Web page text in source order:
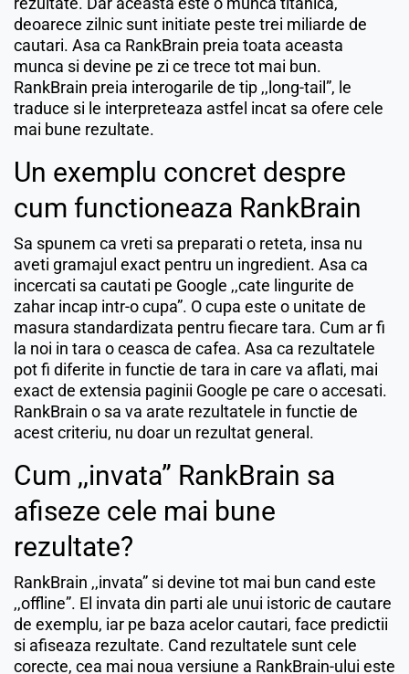
deoarece zilnic sunt initiate peste trei miliarde de
cautari. Asa ca RankBrain preia toata aceasta
munca si devine pe zi ce trece tot mai bun.
RankBrain preia interogarile de tip ,,long-tail”, le
traduce si le interpreteaza astfel incat sa ofere cele
mai bune rezultate.
Un exemplu concret despre
cum functioneaza RankBrain
Sa spunem ca vreti sa preparati o reteta, insa nu
aveti gramajul exact pentru un ingredient. Asa ca
incercati sa cautati pe Google ,,cate lingurite de
zahar incap intr-o cupa”. O cupa este o unitate de
masura standardizata pentru fiecare tara. Cum ar fi
la noi in tara o ceasca de cafea. Asa ca rezultatele
pot fi diferite in functie de tara in care va aflati, mai
exact de extensia paginii Google pe care o accesati.
RankBrain o sa va arate rezultatele in functie de
acest criteriu, nu doar un rezultat general.
Cum ,,invata” RankBrain sa
afiseze cele mai bune
rezultate?
RankBrain ,,invata” si devine tot mai bun cand este
,,offline”. El invata din parti ale unui istoric de cautare
de exemplu, iar pe baza acelor cautari, face predictii
si afiseaza rezultate. Cand rezultatele sunt cele
corecte, cea mai noua versiune a RankBrain-ului este